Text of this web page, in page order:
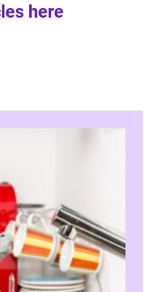
here